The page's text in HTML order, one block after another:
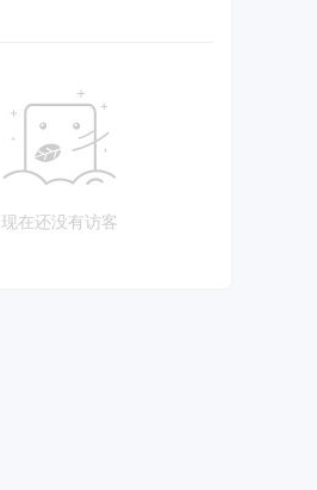
现在还没有访客